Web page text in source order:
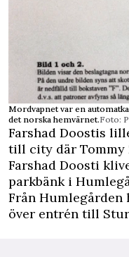
Mordvapnet var en
det norska hemvärnet.Foto:
Farshad Doostis
till city där Tommy
Farshad Doosti
parkbänk i
Från
över entrén till